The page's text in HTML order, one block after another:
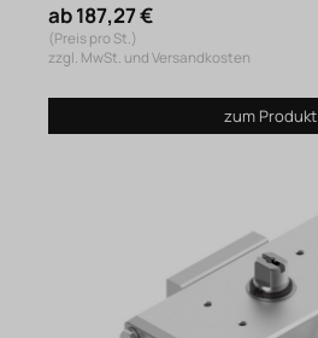
ab 187,27 €
(Preis pro St.)
zzgl. MwSt. und Versandkosten
zum Produkt